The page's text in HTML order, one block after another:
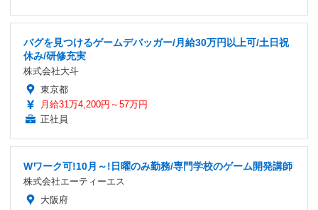
バグを見つけるゲームデバッガー/月給30万円以上可/土日祝
休み/研修充実
株式会社大斗
東京都
月給31万4,200円～57万円
正社員
Wワーク可!10月～!日曜のみ勤務/専門学校のゲーム開発講師
株式会社エーティーエス
大阪府